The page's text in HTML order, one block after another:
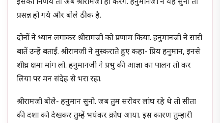
इसका निर्णय तो अब श्रीरामजी ही करेंगे. हनुमानजी ने यह सुना तो
प्रसन्न हो गये और बोले ठीक है.
दोनों ने ध्यान लगाकर श्रीरामजी को प्रणाम किया. हनुमानजी ने सारी
बातें उन्हें बताईं. श्रीरामजी ने मुस्कराते हुए कहा- प्रिय हनुमान, इनसे
शीघ्र क्षमा मांग लो. हनुमानजी ने प्रभु की आज्ञा का पालन तो कर
लिया पर मन संदेह से भरा रहा.
श्रीरामजी बोले- हनुमान सुनो. जब तुम सरोवर लांघ रहे थे तो सीता
की दशा को देखकर तुम्हें भयंकर क्रोध आया. इस कारण तुम्हारी